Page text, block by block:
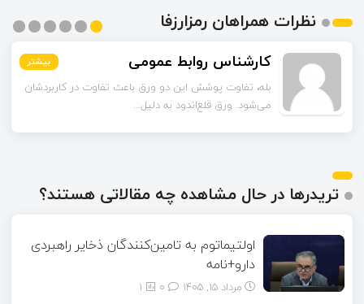
نظرات همراهان رمزارزفا
کارشناس روابط عمومی بیشتر
بله، تفاوت پوشش این دو ورق باعث تفاوت در کاربردشان
می‌شود. ورق قلع‌اندود به دلیل...
اسماعیل زاده بیشتر
تا قبل از خوندن این مقاله فکر می‌کردم ورق قلع‌اندود
همون ورق گالوانیزه است. تفاو...
بیشتر
بیشتر
بیشتر
بیشتر
تریدرها در حال مشاهده چه مقالاتی هستند؟
اولتیماتوم به تامین‌کنندگان ذخایر راهبردی
دارو+نامه
مرداد ۱۵, ۱۴۰۵ 1